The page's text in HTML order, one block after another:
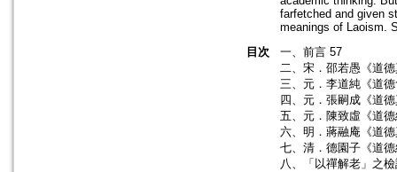
farfetched and given
meanings of Laoism.
目次
一、前言 57
二、宋．邵若愚《道
三、元．李道純《道
四、元．張嗣成《道
五、元．陳致虛《道
六、明．蔣融庵《道
七、清．德園子《道
八、「以禪解老」之